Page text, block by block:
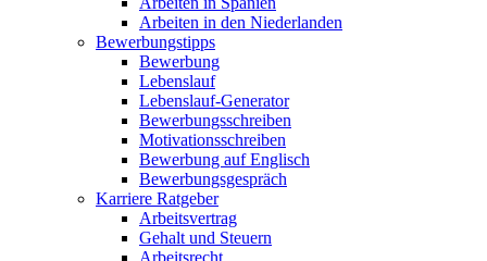
Arbeiten in den Niederlanden
Bewerbungstipps
Bewerbung
Lebenslauf
Lebenslauf-Generator
Bewerbungsschreiben
Motivationsschreiben
Bewerbung auf Englisch
Bewerbungsgespräch
Karriere Ratgeber
Arbeitsvertrag
Gehalt und Steuern
Arbeitsrecht